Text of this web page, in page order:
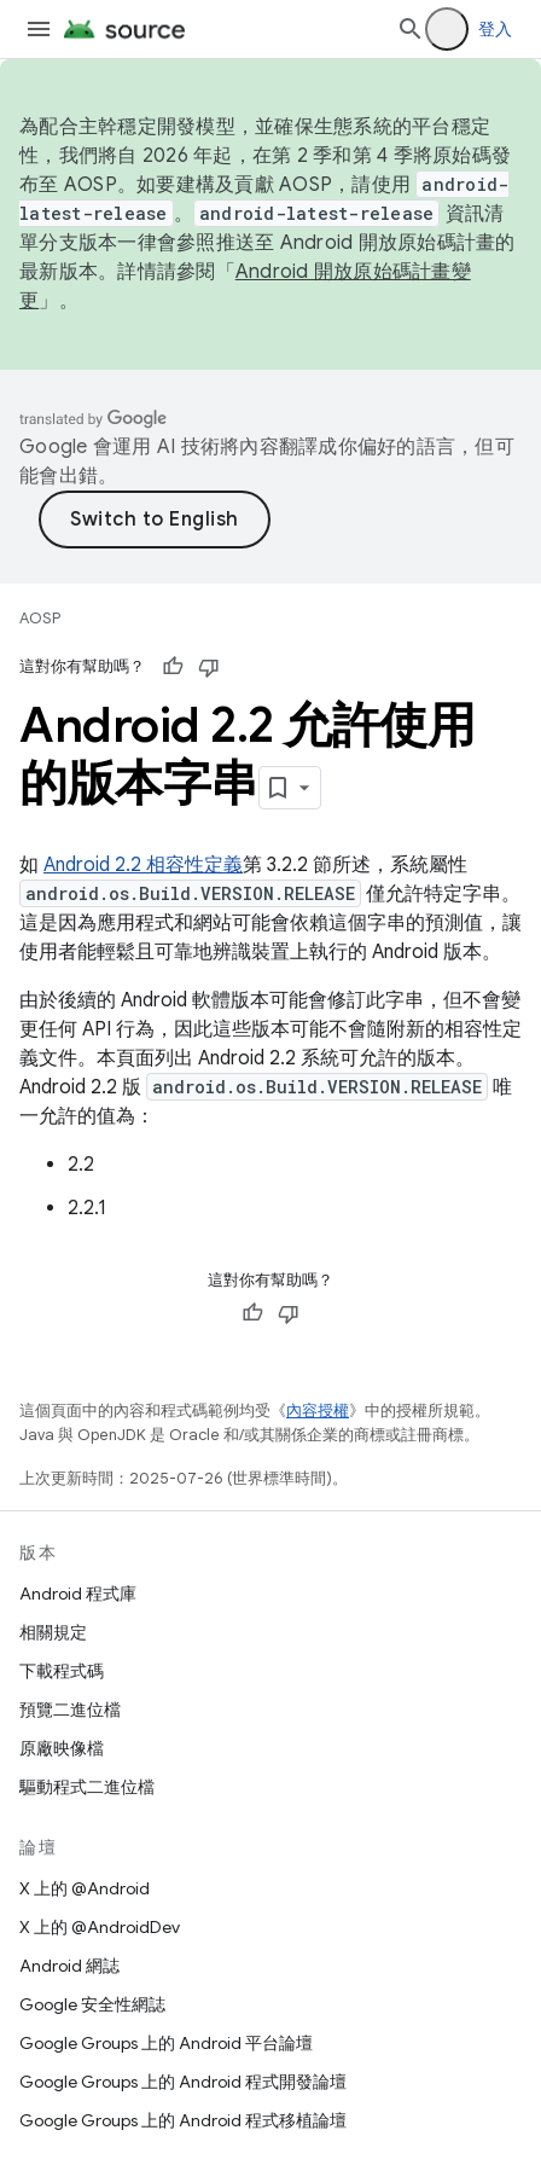
登入
為配合主幹穩定開發模型，並確保生態系統的平台穩定
性，我們將自 2026 年起，在第 2 季和第 4 季將原始碼發
布至 AOSP。如要建構及貢獻 AOSP，請使用 android-
latest-release 。 android-latest-release
資訊清
單分支版本一律會參照推送至 Android 開放原始碼計畫的
最新版本。詳情請參閱「 Android 開放原始碼計畫變
更 」。
Google 會運用 AI 技術將內容翻譯成你偏好的語言，但可
能會出錯。
AOSP
這對你有幫助嗎？
Android 2.2 允許使用
的版本字串
如 Android 2.2 相容性定義第 3.2.2 節所述，系統屬性
android.os.Build.VERSION.RELEASE 僅允許特定字串。
這是因為應用程式和網站可能會依賴這個字串的預測值，讓
使用者能輕鬆且可靠地辨識裝置上執行的 Android 版本。
由於後續的 Android 軟體版本可能會修訂此字串，但不會變
更任何 API 行為，因此這些版本可能不會隨附新的相容性定
義文件。本頁面列出 Android 2.2 系統可允許的版本。
Android 2.2 版 android.os.Build.VERSION.RELEASE 唯
一允許的值為：
2.2
2.2.1
這對你有幫助嗎？
這個頁面中的內容和程式碼範例均受《內容授權》中的授權所規範。
Java 與 OpenJDK 是 Oracle 和/或其關係企業的商標或註冊商標。
上次更新時間：2025-07-26 (世界標準時間)。
版本
Android 程式庫
相關規定
下載程式碼
預覽二進位檔
原廠映像檔
驅動程式二進位檔
論壇
X 上的 @Android
X 上的 @AndroidDev
Android 網誌
Google 安全性網誌
Google Groups 上的 Android 平台論壇
Google Groups 上的 Android 程式開發論壇
Google Groups 上的 Android 程式移植論壇